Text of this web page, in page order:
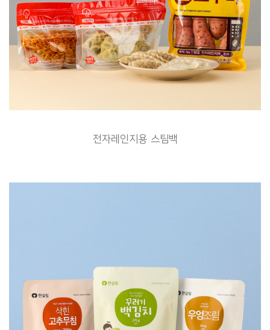
전자레인지용 스팀백